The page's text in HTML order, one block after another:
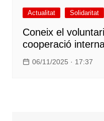
Actualitat Solidaritat
Coneix el
cooperació
06/11/2025 · 17:37